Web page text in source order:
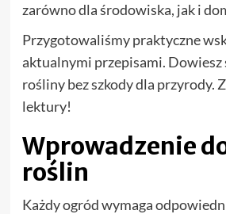
zarówno dla środowiska, jak i
Przygotowaliśmy praktyczne
aktualnymi przepisami. Dowiesz
rośliny bez szkody dla przyrody.
lektury!
Wprowadzenie
roślin
Każdy ogród wymaga